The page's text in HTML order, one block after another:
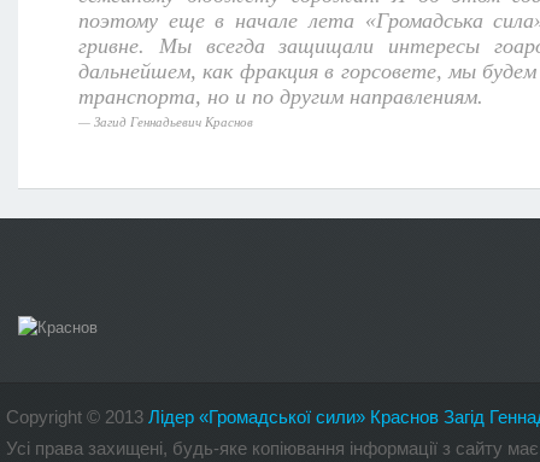
поэтому еще в начале лета «Громадська
гривне. Мы всегда защищали интересы
дальнейшем, как фракция в горсовете, мы
транспорта, но и по другим направлениям.
Загид Геннадьевич Краснов
Copyright © 2013 Лідер «Громадської сили» Краснов Загід
Усі права захищені, будь-яке копіювання інформації з сайту